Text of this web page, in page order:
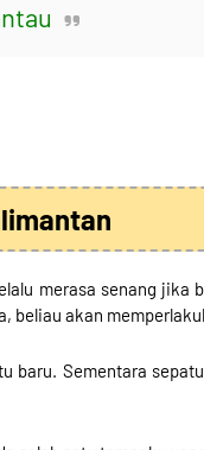
merasa senang jika
beliau akan
baru. Sementara